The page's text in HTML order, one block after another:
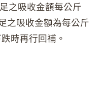
之吸收金額每公斤
之吸收金額為每公斤
時再行回補。